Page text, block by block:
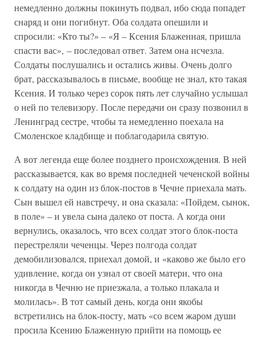
немедленно должны покинуть подвал, ибо сюда попадет
снаряд и они погибнут. Оба солдата опешили и
спросили: «Кто ты?» – «Я – Ксения Блаженная, пришла
спасти вас», – последовал ответ. Затем она исчезла.
Солдаты послушались и остались живы. Очень долго
брат, рассказывалось в письме, вообще не знал, кто такая
Ксения. И только через сорок пять лет случайно услышал
о ней по телевизору. После передачи он сразу позвонил в
Ленинград сестре, чтобы та немедленно поехала на
Смоленское кладбище и поблагодарила святую.
А вот легенда еще более позднего происхождения. В ней
рассказывается, как во время последней чеченской войны
к солдату на один из блок-постов в Чечне приехала мать.
Сын вышел ей навстречу, и она сказала: «Пойдем, сынок,
в поле» – и увела сына далеко от поста. А когда они
вернулись, оказалось, что всех солдат этого блок-поста
перестреляли чеченцы. Через полгода солдат
демобилизовался, приехал домой, и «каково же было его
удивление, когда он узнал от своей матери, что она
никогда в Чечню не приезжала, а только плакала и
молилась». В тот самый день, когда они якобы
встретились на блок-посту, мать «со всем жаром души
просила Ксению Блаженную прийти на помощь ее